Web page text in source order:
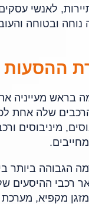
לאנשי
ובטוחה
ההסעות
בראש מעייניה
הרכבים שלה אחת
מיניבוסים
הגבוהה ביותר
רכבי ההיסעים
מקפיא,